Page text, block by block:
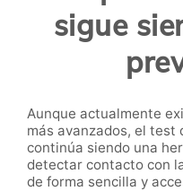
sigue
Aunque actualmente
más avanzados, el test
continúa siendo una
detectar contacto con
de forma sencilla y